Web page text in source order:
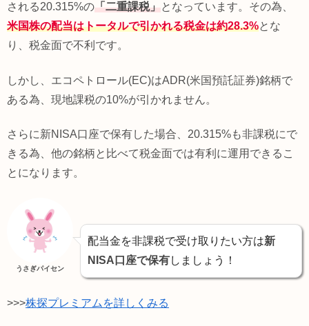
される20.315%の「二重課税」となっています。その為、
米国株の配当はトータルで引かれる税金は約28.3%とな
り、税金面で不利です。
しかし、エコペトロール(EC)はADR(米国預託証券)銘柄で
ある為、現地課税の10%が引かれません。
さらに新NISA口座で保有した場合、20.315%も非課税にで
きる為、他の銘柄と比べて税金面では有利に運用できるこ
とになります。
うさぎパイセン
配当金を非課税で受け取りたい方は新
NISA口座で保有しましょう！
>>>株探プレミアムを詳しくみる